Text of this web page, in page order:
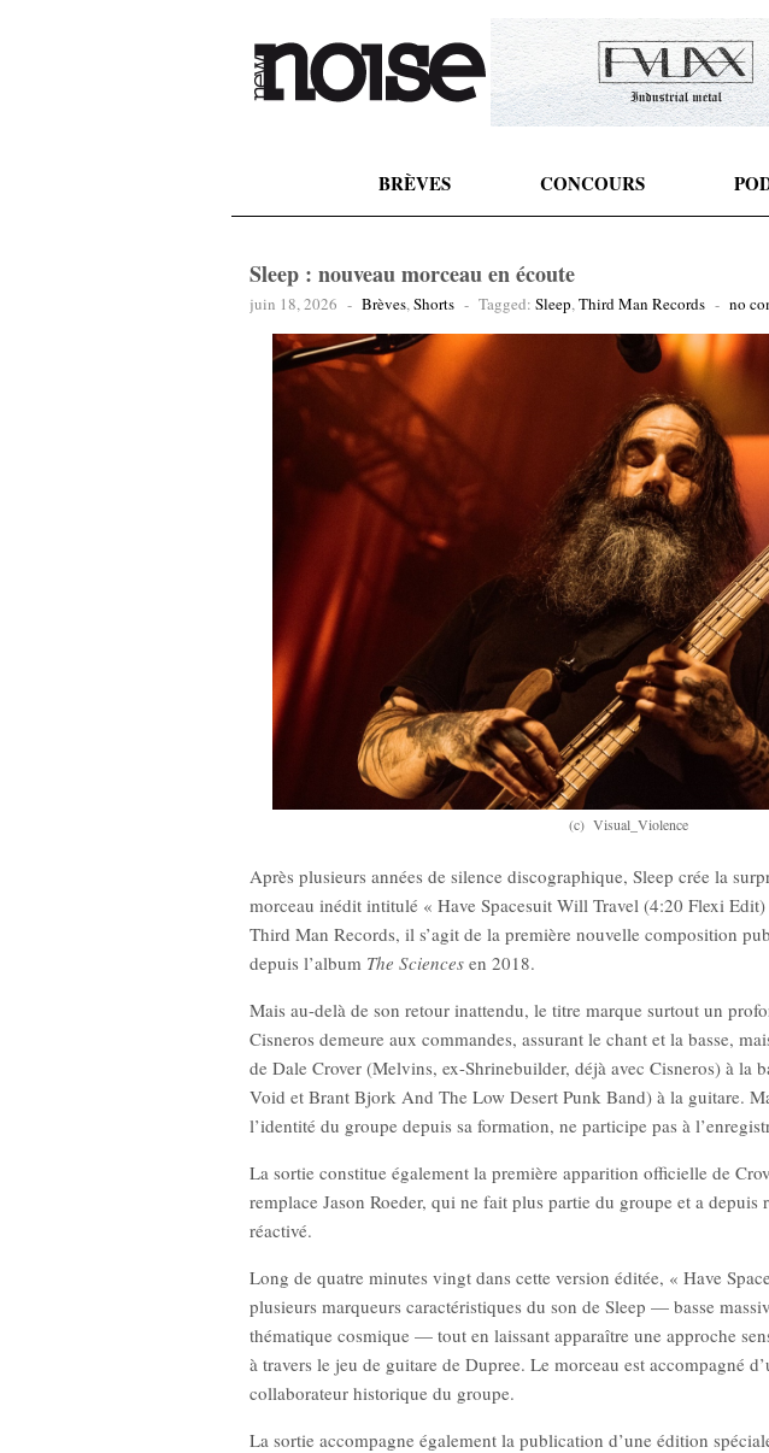
BRÈVES CONCOURS
Sleep : nouveau morceau en écoute
juin 18, 2026 - Brèves,Shorts - Tagged: Sleep,Third Man Records - no
(c) Visual_Violence
Après plusieurs années de silence discographique, Sleep crée la
morceau inédit intitulé « Have Spacesuit Will Travel (4:20 Flexi
Third Man Records, il s’agit de la première nouvelle composition
depuis l’album The Sciences en 2018.
Mais au-delà de son retour inattendu, le titre marque surtout un
Cisneros demeure aux commandes, assurant le chant et la basse,
de Dale Crover (Melvins, ex-Shrinebuilder, déjà avec Cisneros) à la
Void et Brant Bjork And The Low Desert Punk Band) à la guitare.
l’identité du groupe depuis sa formation, ne participe pas à
La sortie constitue également la première apparition officielle de
remplace Jason Roeder, qui ne fait plus partie du groupe et a depuis
réactivé.
Long de quatre minutes vingt dans cette version éditée, « Have
plusieurs marqueurs caractéristiques du son de Sleep — basse
thématique cosmique — tout en laissant apparaître une approche
à travers le jeu de guitare de Dupree. Le morceau est accompagné
collaborateur historique du groupe.
La sortie accompagne également la publication d’une édition
12,90€